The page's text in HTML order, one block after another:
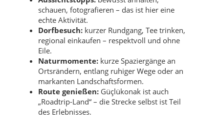
schauen, fotografieren – das ist hier eine
echte Aktivität.
Dorfbesuch: kurzer Rundgang, Tee trinken,
regional einkaufen – respektvoll und ohne
Eile.
Naturmomente: kurze Spaziergänge an
Ortsrändern, entlang ruhiger Wege oder an
markanten Landschaftsformen.
Route genießen: Güçlükonak ist auch
„Roadtrip-Land“ – die Strecke selbst ist Teil
des Erlebnisses.